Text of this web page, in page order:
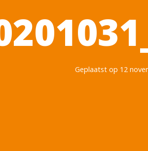
Geplaatst op 12